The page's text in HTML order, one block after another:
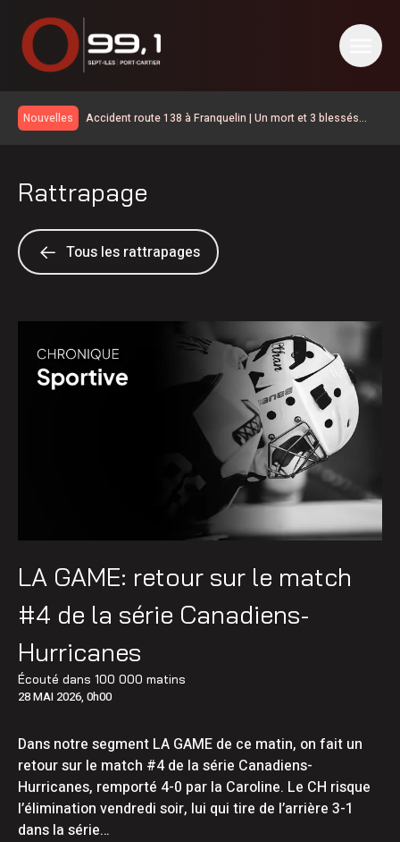
Nouvelles
Accident route 138 à Franquelin | Un mort et 3 blessés
Chrysler Pacifica 2027, le jour où mon caméraman a
regardé un film
connu sur la Côte-Nord
Saisies de cocaïne dans la communauté de Pessamit
Le premier AfriCa Fest Sept-Îles ouvre ce soir au parc du
Le Parti Québécois s’engage à améliorer la qualité de vie
des citoyens en région
La fermeture se prolonge sur le chemin de fer vers le
Labrador et Schefferville
Rattrapage
Tous les rattrapages
LA GAME: retour sur le match
#4 de la série Canadiens-
Hurricanes
Écouté dans 100 000 matins
28 MAI 2026, 0h00
Dans notre segment LA GAME de ce matin, on fait un
retour sur le match #4 de la série Canadiens-
Hurricanes, remporté 4-0 par la Caroline. Le CH risque
l’élimination vendredi soir, lui qui tire de l’arrière 3-1
dans la série…